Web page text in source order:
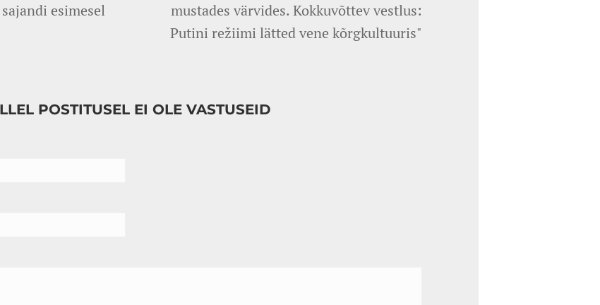
esimesel
mustades värvides. Kokkuvõttev vestlus:
Putini režiimi lätted vene kõrgkultuuris"
POSTITUSEL EI OLE VASTUSEID